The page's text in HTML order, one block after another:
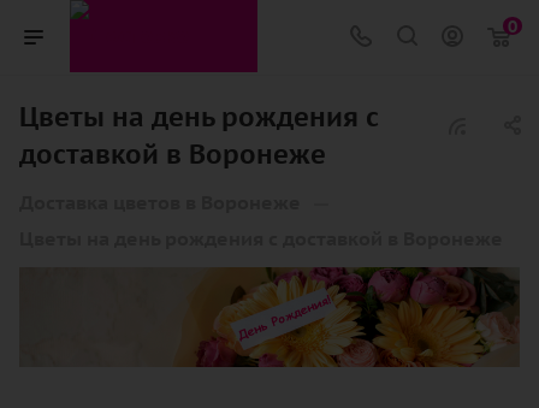
0
Цветы на день рождения с
доставкой в Воронеже